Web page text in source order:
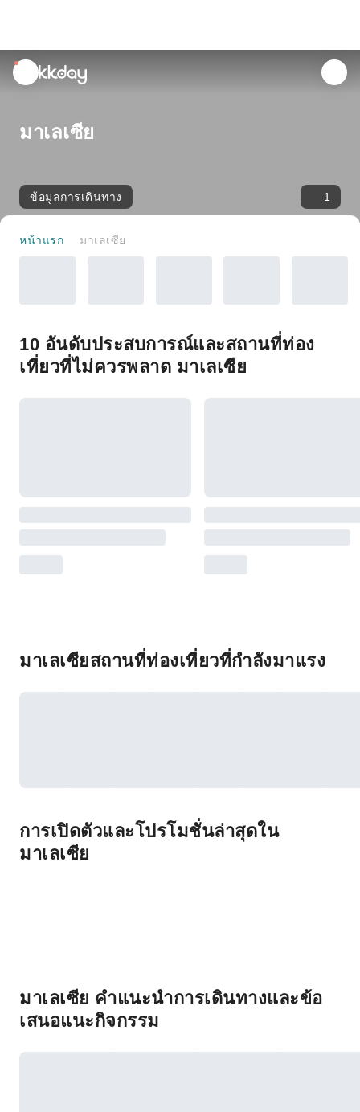
unread
notifications
มาเลเซีย
ข้อมูลการเดินทาง 1
หน้าแรก มาเลเซีย
10 อันดับประสบการณ์และสถานที่ท่อง
เที่ยวที่ไม่ควรพลาด มาเลเซีย
มาเลเซียสถานที่ท่องเที่ยวที่กำลังมาแรง
การเปิดตัวและโปรโมชั่นล่าสุดใน
มาเลเซีย
มาเลเซีย คำแนะนำการเดินทางและข้อ
เสนอแนะกิจกรรม